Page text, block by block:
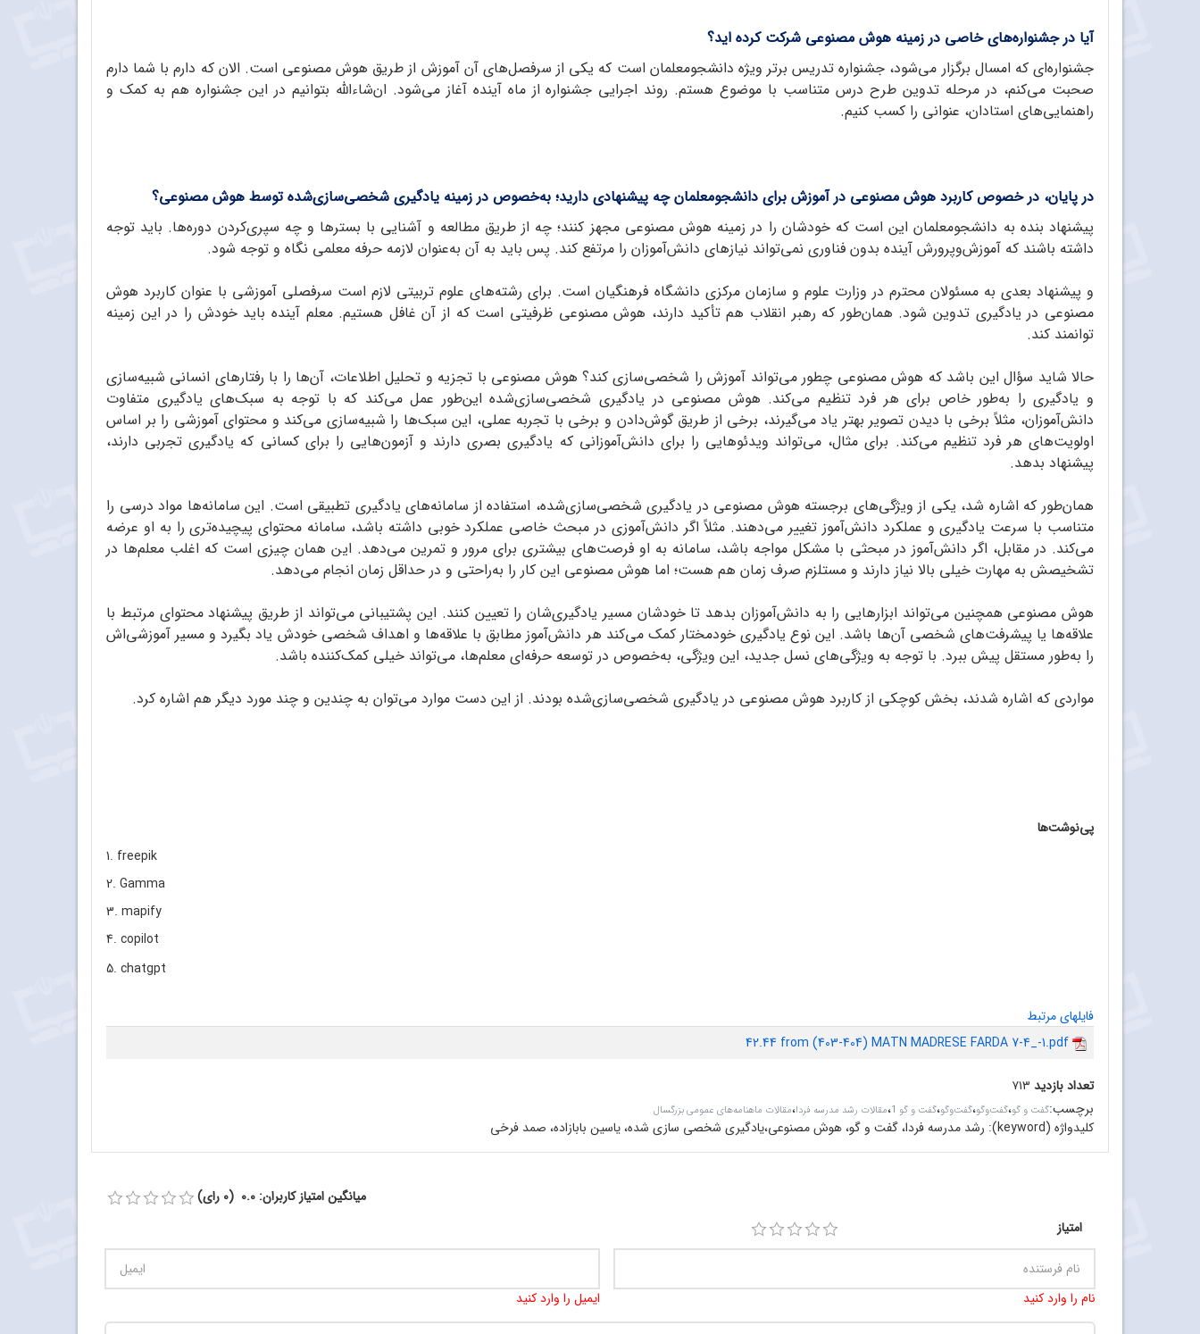
آیا در جشنواره‌های خاصی در زمینه هوش مصنوعی شرکت کرده اید؟
جشنواره‌ای که امسال برگزار می‌شود، جشنواره تدریس برتر ویژه دانشجومعلمان است که یکی از سرفصل‌های آن آموزش از طریق هوش مصنوعی است. الان که دارم با شما دارم
صحبت می‌کنم، در مرحله تدوین طرح درس متناسب با موضوع هستم. روند اجرایی جشنواره از ماه آینده آغاز می‌شود. ان‌شاءالله بتوانیم در این جشنواره هم به کمک و
راهنمایی‌های استادان، عنوانی را کسب کنیم.
در پایان، در خصوص کاربرد هوش مصنوعی در آموزش برای دانشجومعلمان چه پیشنهادی دارید؛ به‌خصوص در زمینه یادگیری شخصی‌سازی‌شده توسط هوش مصنوعی؟
پیشنهاد بنده به دانشجومعلمان این است که خودشان را در زمینه هوش مصنوعی مجهز کنند؛ چه از طریق مطالعه و آشنایی با بستر‌ها و چه سپری‌کردن دوره‌ها. باید توجه
داشته باشند که آموزش‌وپرورش آینده بدون فناوری نمی‌تواند نیازهای دانش‌آموزان را مرتفع کند. پس باید به آن به‌عنوان لازمه حرفه معلمی نگاه و توجه شود.
و پیشنهاد بعدی به مسئولان محترم در وزارت علوم و سازمان مرکزی دانشگاه فرهنگیان است. برای رشته‌های علوم تربیتی لازم است سرفصلی آموزشی با عنوان کاربرد هوش
مصنوعی در یادگیری تدوین شود. همان‌طور که رهبر انقلاب هم تأکید دارند، هوش مصنوعی ظرفیتی است که از آن غافل هستیم. معلم آینده باید خودش را در این زمینه
توانمند کند.
حالا شاید سؤال این باشد که هوش مصنوعی چطور می‌تواند آموزش را شخصی‌سازی کند؟ هوش مصنوعی با تجزیه و تحلیل اطلاعات، آن‌ها را با رفتارهای انسانی شبیه‌سازی
و یادگیری را به‌طور خاص برای هر فرد تنظیم می‌کند. هوش مصنوعی در یادگیری شخصی‌سازی‌شده این‌طور عمل می‌کند که با توجه به سبک‌های یادگیری متفاوت
دانش‌آموزان، مثلاً برخی با دیدن تصویر بهتر یاد می‌گیرند، برخی از طریق گوش‌دادن و برخی با تجربه عملی، این سبک‌ها را شبیه‌سازی می‌کند و محتوای آموزشی را بر اساس
اولویت‌های هر فرد تنظیم می‌کند. برای مثال، می‌تواند ویدئوهایی را برای دانش‌آموزانی که یادگیری بصری دارند و آزمون‌هایی را برای کسانی که یادگیری تجربی دارند،
پیشنهاد بدهد.
همان‌طور که اشاره شد، یکی از ویژگی‌های برجسته هوش مصنوعی در یادگیری شخصی‌سازی‌شده، استفاده از سامانه‌‌های یادگیری تطبیقی است. این سامانه‌‌ها مواد درسی را
متناسب با سرعت یادگیری و عملکرد دانش‌آموز تغییر می‌دهند. مثلاً اگر دانش‌آموزی در مبحث خاصی عملکرد خوبی داشته باشد، سامانه محتوای پیچیده‌تری را به او عرضه
می‌کند. در مقابل، اگر دانش‌آموز در مبحثی با مشکل مواجه باشد، سامانه به او فرصت‌های بیشتری برای مرور و تمرین می‌دهد. این همان چیزی است که اغلب معلم‌ها در
تشخیصش به مهارت خیلی بالا نیاز دارند و مستلزم صرف زمان هم هست؛ اما هوش مصنوعی این کار را به‌راحتی و در حداقل زمان انجام می‌دهد.
هوش مصنوعی همچنین می‌تواند ابزارهایی را به دانش‌آموزان بدهد تا خودشان مسیر یادگیری‌شان را تعیین کنند. این پشتیبانی می‌تواند از طریق پیشنهاد محتوای مرتبط با
علاقه‌ها یا پیشرفت‌های شخصی آن‌ها باشد. این نوع یادگیری خودمختار کمک می‌کند هر دانش‌آموز مطابق با علاقه‌ها و اهداف شخصی خودش یاد بگیرد و مسیر آموزشی‌اش
را به‌طور مستقل پیش ببرد. با توجه به ویژگی‌های نسل جدید، این ویژگی، به‌خصوص در توسعه حرفه‌ای معلم‌ها، می‌تواند خیلی کمک‌کننده باشد.
مواردی که اشاره شدند، بخش کوچکی از کاربرد هوش مصنوعی در یادگیری شخصی‌سازی‌شده بودند. از این دست موارد می‌توان به چندین و چند مورد دیگر هم اشاره کرد.
پی‌نوشت‌ها
1. freepik
2. Gamma
3. mapify
4. copilot
5. chatgpt
فایلهای مرتبط
42.44 from (403-404) MATN MADRESE FARDA 7-4_-1.pdf
تعداد بازدید ۷۱۳
برچسب:گفت و گو،گفت‌وگو،گفت‌وگو،گفت و گو 1 ،مقالات رشد مدرسه فردا،مقالات ماهنامه‌های عمومی بزرگسال
کلیدواژه (keyword): رشد مدرسه فردا، گفت و گو، هوش مصنوعی،یادگیری شخصی سازی شده، یاسین بابازاده، صمد فرخی
میانگین امتیاز کاربران: 0.0 (0 رای)
امتیاز
نام را وارد کنید ایمیل را وارد کنید